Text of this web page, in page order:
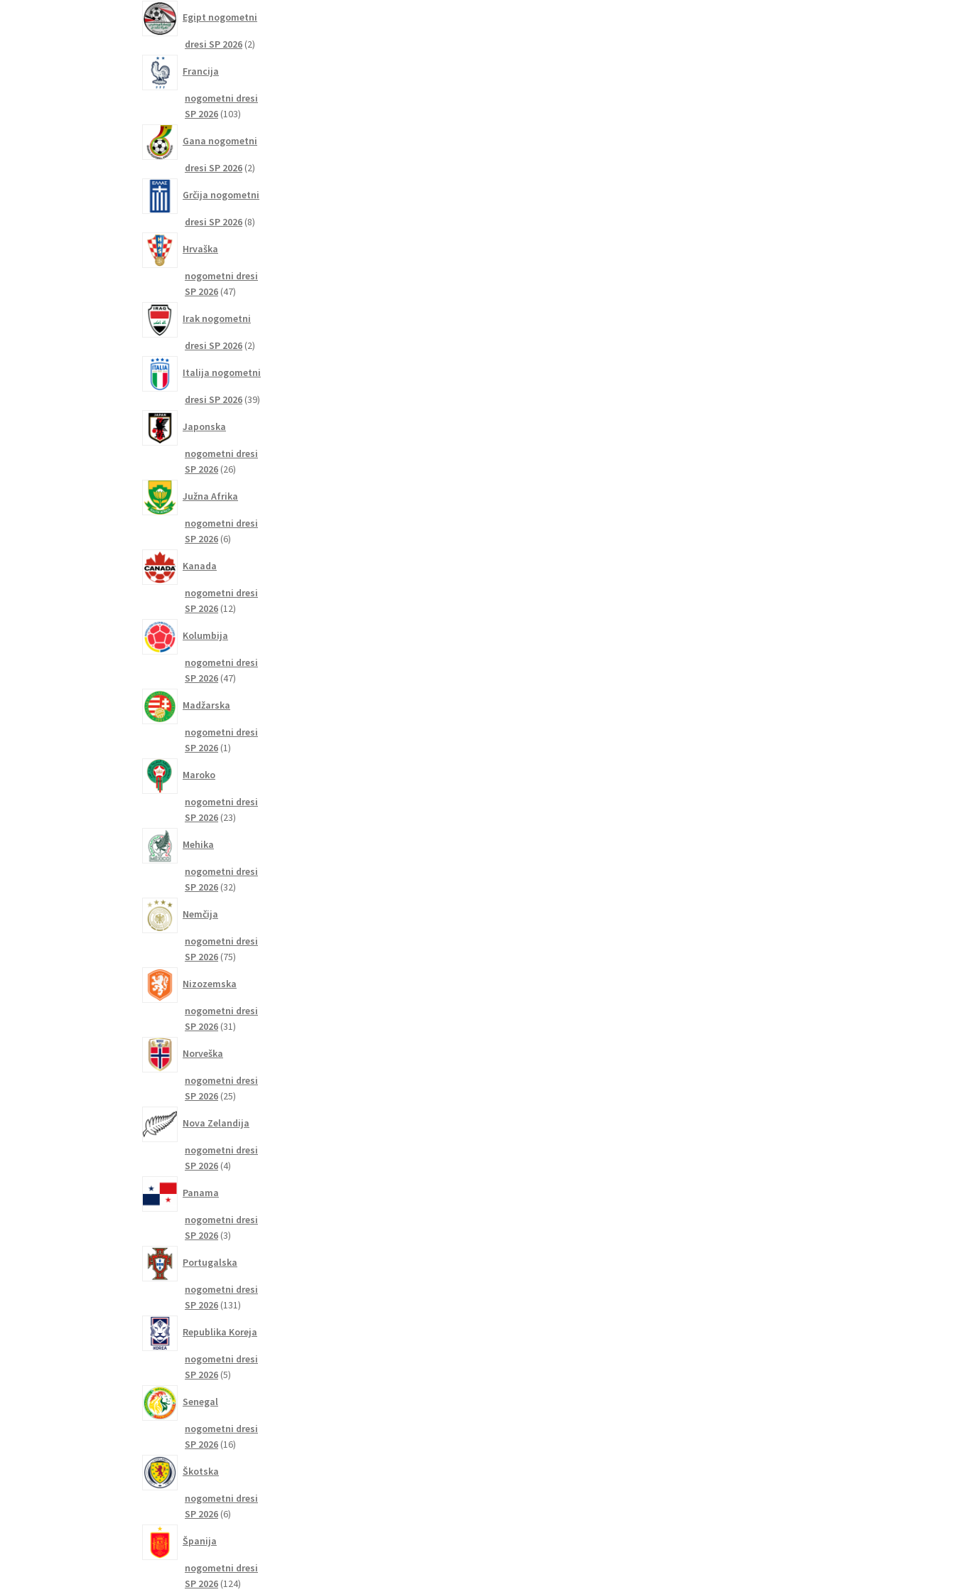
Egipt nogometni
dresi SP 2026 22
Francija
nogometni dresi
SP 2026 103103
Gana nogometni
dresi SP 2026 22
Grčija nogometni
dresi SP 2026 88
Hrvaška
nogometni dresi
SP 2026 4747
Irak nogometni
dresi SP 2026 22
Italija nogometni
dresi SP 2026 3939
Japonska
nogometni dresi
SP 2026 2626
Južna Afrika
nogometni dresi
SP 2026 66
Kanada
nogometni dresi
SP 2026 1212
Kolumbija
nogometni dresi
SP 2026 4747
Madžarska
nogometni dresi
SP 2026 11
Maroko
nogometni dresi
SP 2026 2323
Mehika
nogometni dresi
SP 2026 3232
Nemčija
nogometni dresi
SP 2026 7575
Nizozemska
nogometni dresi
SP 2026 3131
Norveška
nogometni dresi
SP 2026 2525
Nova Zelandija
nogometni dresi
SP 2026 44
Panama
nogometni dresi
SP 2026 33
Portugalska
nogometni dresi
SP 2026 131131
Republika Koreja
nogometni dresi
SP 2026 55
Senegal
nogometni dresi
SP 2026 1616
Škotska
nogometni dresi
SP 2026 66
Španija
nogometni dresi
SP 2026 124124